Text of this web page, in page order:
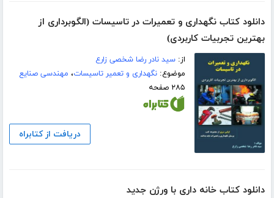
دانلود کتاب نگهداری و تعمیرات در تاسیسات (الگوبرداری از
بهترین تجربیات کاربردی)
از:سید نادر رضا شخصی زارع
موضوع:نگهداری و تعمیر تاسیسات، مهندسی صنایع
۲۸۵ صفحه
دریافت از کتابراه
دانلود کتاب خانه داری با ورژن جدید